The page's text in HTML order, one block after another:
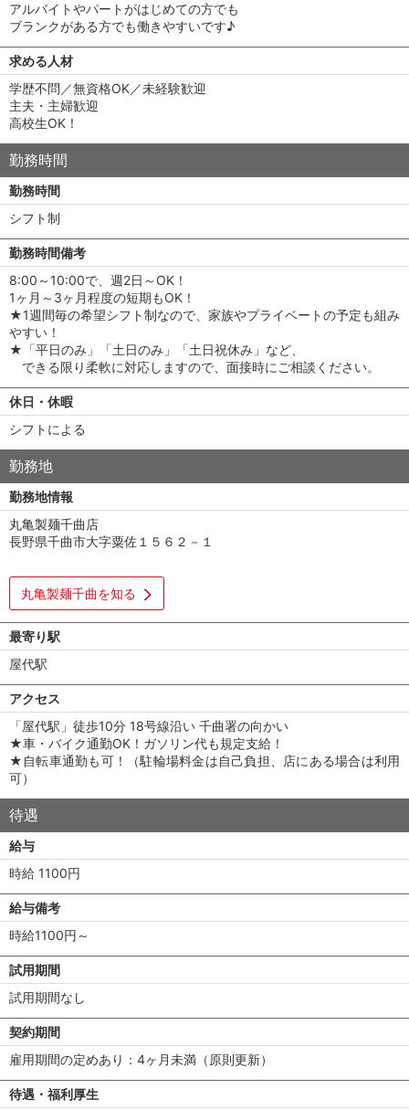
アルバイトやパートがはじめての方でも
ブランクがある方でも働きやすいです♪
求める人材
学歴不問／無資格OK／未経験歓迎
主夫・主婦歓迎
高校生OK！
勤務時間
勤務時間
シフト制
勤務時間備考
8:00～10:00で、週2日～OK！
1ヶ月～3ヶ月程度の短期もOK！
★1週間毎の希望シフト制なので、家族やプライベートの予定も組み
やすい！
★「平日のみ」「土日のみ」「土日祝休み」など、
できる限り柔軟に対応しますので、面接時にご相談ください。
休日・休暇
シフトによる
勤務地
勤務地情報
丸亀製麺千曲店
長野県千曲市大字粟佐１５６２－１
丸亀製麺千曲を知る
最寄り駅
屋代駅
アクセス
「屋代駅」徒歩10分 18号線沿い 千曲署の向かい
★車・バイク通勤OK！ガソリン代も規定支給！
★自転車通勤も可！（駐輪場料金は自己負担、店にある場合は利用
可）
待遇
給与
時給 1100円
給与備考
時給1100円～
試用期間
試用期間なし
契約期間
雇用期間の定めあり：4ヶ月未満（原則更新）
待遇・福利厚生